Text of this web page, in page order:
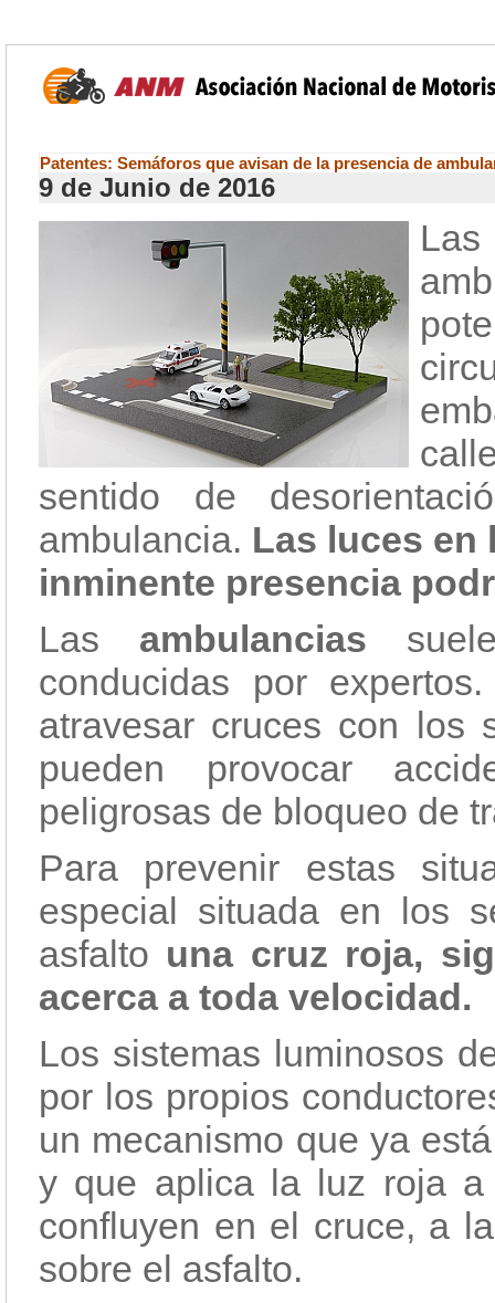
Patentes: Semáforos que avisan de la presencia de
9 de Junio de 2016
sentido de
ambulancia. Las luces en
inminente presencia
Las ambulancias
conducidas por
atravesar cruces con los
pueden provocar
peligrosas de bloqueo de
Para prevenir estas
especial situada en los
asfalto una cruz roja,
acerca a toda velocidad.
Los sistemas luminosos
por los propios
un mecanismo que ya
y que aplica la luz roja
confluyen en el cruce, a
sobre el asfalto.